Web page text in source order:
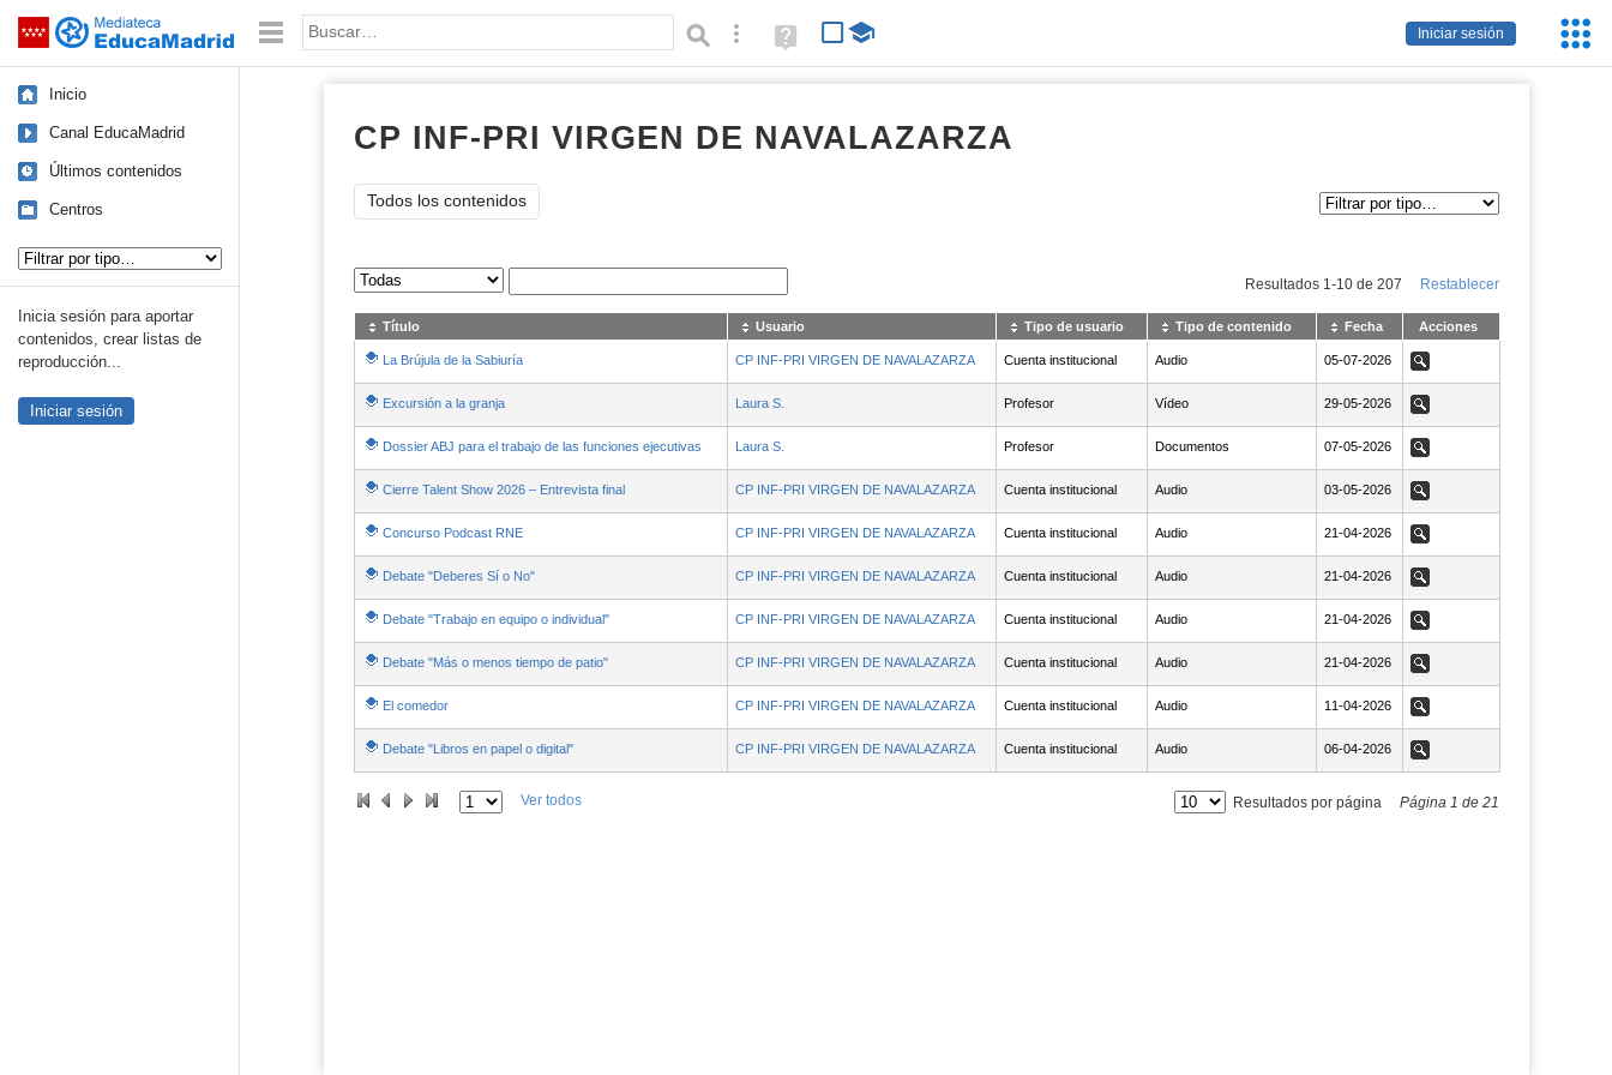
Saltar navegación
Iniciar sesión
Palabra o frase: Búsqueda avanzada
Ayuda
(en
Inicio
Canal EducaMadrid
Últimos contenidos
Centros
Inicia sesión para aportar
contenidos, crear listas de
reproducción...
Iniciar sesión
CP INF-PRI VIRGEN DE NAVALAZARZA
Todos los contenidos
Sus archivos Resultados 1 -10de 207 Restablecer
Título Usuario Tipo de usuario Tipo de contenido Fecha Acciones
La Brújula de la Sabiuría CP INF-PRI VIRGEN DE NAVALAZARZA Cuenta institucional Audio NaN05-07-2026
05-07-2026 Ver
Excursión a la granja Laura S. Profesor Vídeo NaN29-05-2026
29-05-2026 Ver
Dossier ABJ para el trabajo de las funciones ejecutivas - Contenido educativo
Laura S. Profesor Documentos NaN07-05-2026
07-05-2026 Ver
Cierre Talent Show 2026 – Entrevista final CP INF-PRI VIRGEN DE NAVALAZARZA Cuenta institucional Audio NaN03-05-2026
03-05-2026 Ver
Concurso Podcast RNE CP INF-PRI VIRGEN DE NAVALAZARZA Cuenta institucional Audio NaN21-04-2026
21-04-2026 Ver
Debate "Deberes Sí o No" CP INF-PRI VIRGEN DE NAVALAZARZA Cuenta institucional Audio NaN21-04-2026
21-04-2026 Ver
Debate "Trabajo en equipo o individual" CP INF-PRI VIRGEN DE NAVALAZARZA Cuenta institucional Audio NaN21-04-2026
21-04-2026 Ver
Debate "Más o menos tiempo de patio" CP INF-PRI VIRGEN DE NAVALAZARZA Cuenta institucional Audio NaN21-04-2026
21-04-2026 Ver
El comedor CP INF-PRI VIRGEN DE NAVALAZARZA Cuenta institucional Audio NaN11-04-2026
11-04-2026 Ver
Debate "Libros en papel o digital" CP INF-PRI VIRGEN DE NAVALAZARZA Cuenta institucional Audio NaN06-04-2026
06-04-2026 Ver
Ver todos Resultados por página Página 1 de 21